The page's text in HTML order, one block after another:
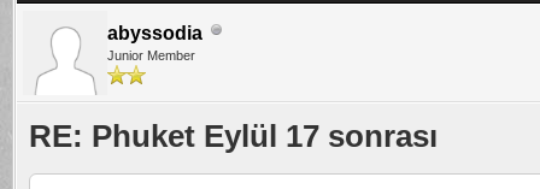
abyssodia
Junior Member
RE: Phuket Eylül 17 sonrası